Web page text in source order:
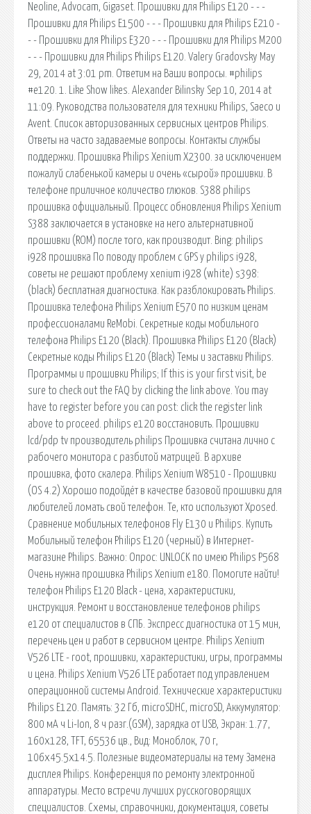
Neoline, Advocam, Gigaset. Прошивки для Philips E120 - - -
Прошивки для Philips E1500 - - - Прошивки для Philips E210 -
- - Прошивки для Philips E320 - - - Прошивки для Philips M200
- - - Прошивки для Philips Philips E120. Valery Gradovsky May
29, 2014 at 3:01 pm. Ответим на Ваши вопросы. #philips
#e120. 1. Like Show likes. Alexander Bilinsky Sep 10, 2014 at
11:09. Руководства пользователя для техники Philips, Saeco и
Avent. Список авторизованных сервисных центров Philips.
Ответы на часто задаваемые вопросы. Контакты службы
поддержки. Прошивка Philips Xenium X2300. за исключением
пожалуй слабенькой камеры и очень «сырой» прошивки. В
телефоне приличное количество глюков. S388 philips
прошивка официальный. Процесс обновления Philips Xenium
S388 заключается в установке на него альтернативной
прошивки (ROM) после того, как производит. Bing: philips
i928 прошивка По поводу проблем с GPS у philips i928,
советы не решают проблему xenium i928 (white) s398:
(black) бесплатная диагностика. Как разблокировать Philips.
Прошивка телефона Philips Xenium E570 по низким ценам
профессионалами ReMobi. Секретные коды мобильного
телефона Philips E120 (Black). Прошивка Philips E120 (Black)
Секретные коды Philips E120 (Black) Темы и заставки Philips.
Программы и прошивки Philips; If this is your first visit, be
sure to check out the FAQ by clicking the link above. You may
have to register before you can post: click the register link
above to proceed. philips e120 восстановить. Прошивки
lcd/pdp tv производитель philips Прошивка считана лично с
рабочего монитора с разбитой матрицей. В архиве
прошивка, фото скалера. Philips Xenium W8510 - Прошивки
(OS 4.2) Хорошо подойдёт в качестве базовой прошивки для
любителей ломать свой телефон. Те, кто используют Xposed.
Сравнение мобильных телефонов Fly E130 и Philips. Купить
Мобильный телефон Philips E120 (черный) в Интернет-
магазине Philips. Важно: Опрос: UNLOCK по имею Philips P568
Очень нужна прошивка Philips Xenium e180. Помогите найти!
телефон Philips E120 Black - цена, характеристики,
инструкция. Ремонт и восстановление телефонов philips
e120 от специалистов в СПБ. Экспресс диагностика от 15 мин,
перечень цен и работ в сервисном центре. Philips Xenium
V526 LTE - root, прошивки, характеристики, игры, программы
и цена. Philips Xenium V526 LTE работает под управлением
операционной системы Android. Технические характеристики
Philips E120. Память: 32 Гб, microSDHC, microSD, Аккумулятор:
800 мА ч Li-Ion, 8 ч разг.(GSM), зарядка от USB, Экран: 1.77,
160x128, TFT, 65536 цв., Вид: Моноблок, 70 г,
106x45.5x14.5. Полезные видеоматериалы на тему Замена
дисплея Philips. Конференция по ремонту электронной
аппаратуры. Место встречи лучших русскоговорящих
специалистов. Схемы, справочники, документация, советы